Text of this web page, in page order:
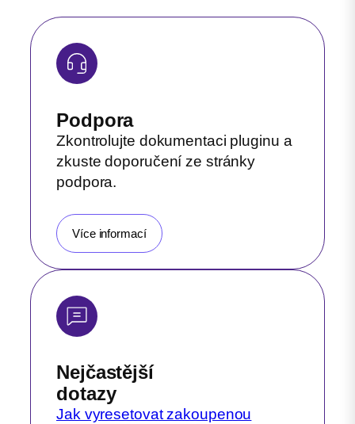
Podpora
Zkontrolujte dokumentaci pluginu a
zkuste doporučení ze stránky
podpora.
Více informací
Nejčastější
dotazy
Jak vyresetovat zakoupenou